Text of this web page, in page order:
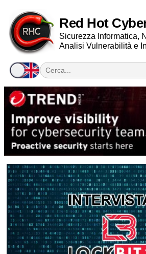
Red Hot
Sicurezza Informatica,
Analisi Vulnerabilità e